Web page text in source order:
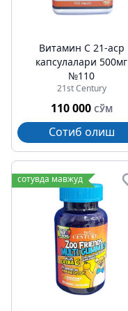
Витамин C 21-аср
капсулалари 500мг
№110
21st Century
110 000 СЎМ
Сотиб олиш
сотувда мавжуд